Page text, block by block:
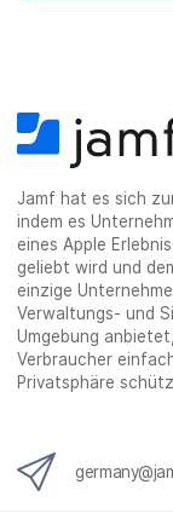
Jamf hat es sich
indem es
eines Apple
geliebt wird und
einzige
Verwaltungs- und
Umgebung
Verbraucher
Privatsphäre